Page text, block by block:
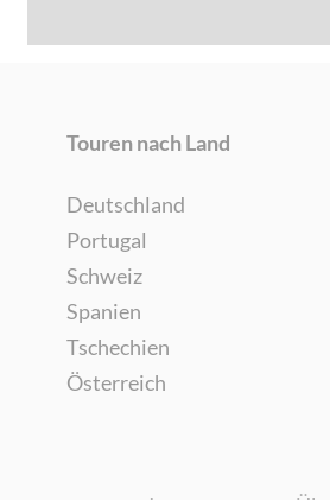
Touren nach Land
Deutschland
Portugal
Schweiz
Spanien
Tschechien
Österreich